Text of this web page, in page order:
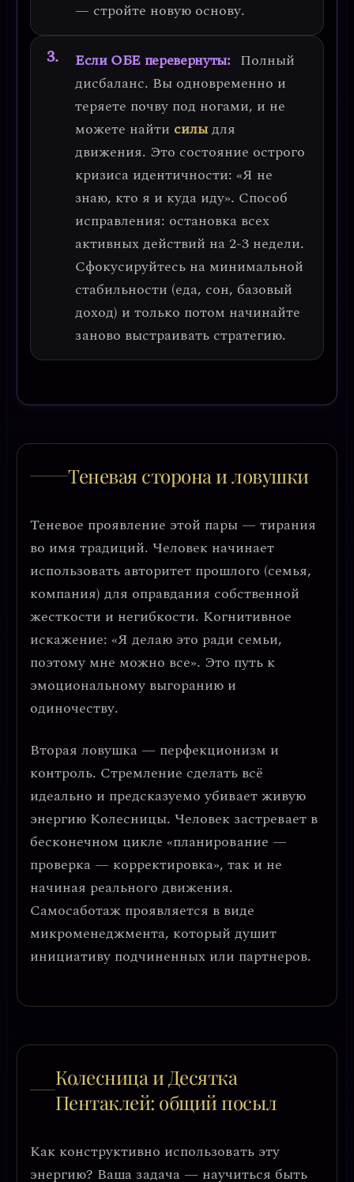
— стройте новую основу.
Если ОБЕ перевернуты: Полный
дисбаланс. Вы одновременно и
теряете почву под ногами, и не
можете найти силыдля
движения. Это состояние острого
кризиса идентичности: «Я не
знаю, кто я и куда иду». Способ
исправления: остановка всех
активных действий на 2-3 недели.
Сфокусируйтесь на минимальной
стабильности (еда, сон, базовый
доход) и только потом начинайте
заново выстраивать стратегию.
Теневая сторона и ловушки
Теневое проявление этой пары — тирания
во имя традиций. Человек начинает
использовать авторитет прошлого (семья,
компания) для оправдания собственной
жесткости и негибкости. Когнитивное
искажение: «Я делаю это ради семьи,
поэтому мне можно все». Это путь к
эмоциональному выгоранию и
одиночеству.
Вторая ловушка — перфекционизм и
контроль. Стремление сделать всё
идеально и предсказуемо убивает живую
энергию Колесницы. Человек застревает в
бесконечном цикле «планирование —
проверка — корректировка», так и не
начиная реального движения.
Самосаботаж проявляется в виде
микроменеджмента, который душит
инициативу подчиненных или партнеров.
Колесница и Десятка
Пентаклей: общий посыл
Как конструктивно использовать эту
энергию? Ваша задача — научиться быть